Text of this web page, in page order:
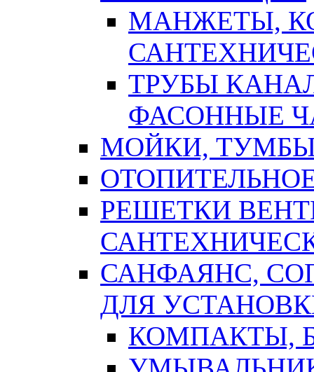
МАНЖЕТЫ,
ТРУБЫ
ФАСОННЫЕ
МОЙКИ,
РЕШЕТКИ
САНФАЯНС,
ДЛЯ
КОМПАКТЫ,